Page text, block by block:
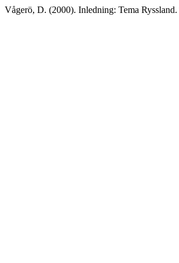
Vågerö, D. (2000). Inledning: Tema Ryssland.